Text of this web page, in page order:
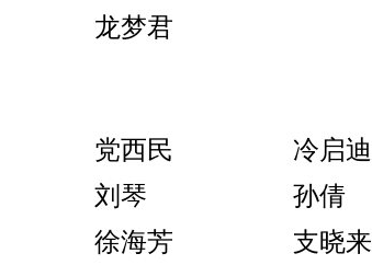
龙梦君
党西民
冷启迪
刘琴
孙倩
徐海芳
支晓来